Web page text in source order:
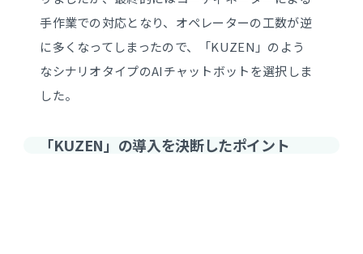
手作業での対応となり、オペレーターの工数が逆
に多くなってしまったので、「KUZEN」のよう
なシナリオタイプのAIチャットボットを選択しま
した。
「KUZEN」の導入を決断したポイント